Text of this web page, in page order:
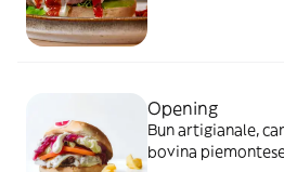
Opening
Bun artigianale,
bovina